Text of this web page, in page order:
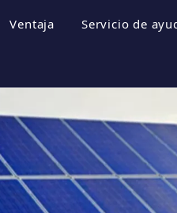
Ventaja Servicio de
Preguntas
Videos